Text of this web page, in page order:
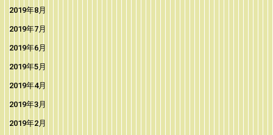
2019年8月
2019年7月
2019年6月
2019年5月
2019年4月
2019年3月
2019年2月